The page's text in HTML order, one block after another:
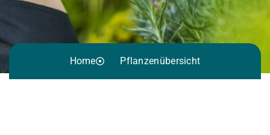
Home Pflanzenübersicht